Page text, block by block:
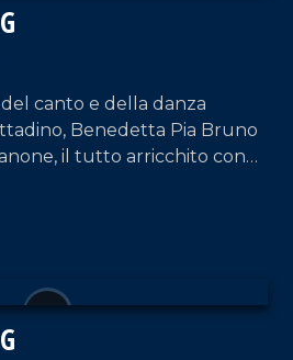
canto e della danza
Benedetta Pia Bruno
il tutto arricchito con
di casa, Francesco